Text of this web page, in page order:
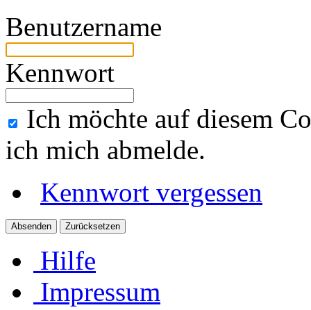
Benutzername
Kennwort
Ich möchte auf diesem
ich mich abmelde.
Kennwort vergessen
Hilfe
Impressum